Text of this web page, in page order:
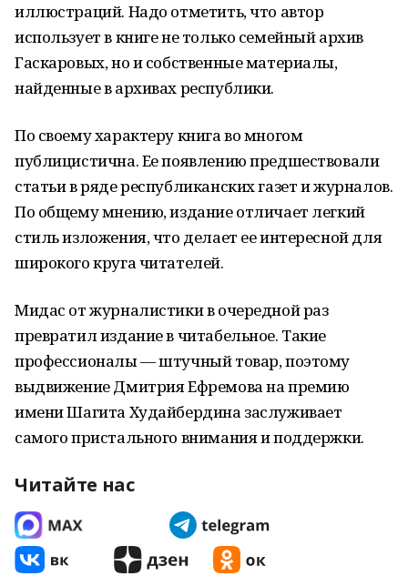
иллюстраций. Надо отметить, что автор
использует в книге не только семейный архив
Гаскаровых, но и собственные материалы,
найденные в архивах республики.
По своему характеру книга во многом
публицистична. Ее появлению предшествовали
статьи в ряде республиканских газет и журналов.
По общему мнению, издание отличает легкий
стиль изложения, что делает ее интересной для
широкого круга читателей.
Мидас от журналистики в очередной раз
превратил издание в читабельное. Такие
профессионалы — штучный товар, поэтому
выдвижение Дмитрия Ефремова на премию
имени Шагита Худайбердина заслуживает
самого пристального внимания и поддержки.
Читайте нас